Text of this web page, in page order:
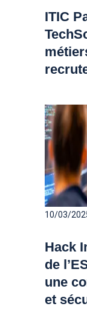
ITIC
10/03/
Hack
de
une
et